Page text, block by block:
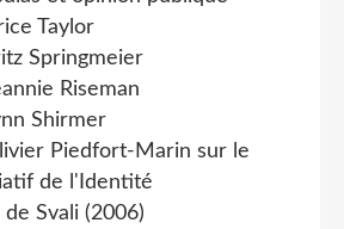
Taylor
Springmeier
Riseman
Shirmer
Piedfort-Marin sur le
de l'Identité
Svali (2006)